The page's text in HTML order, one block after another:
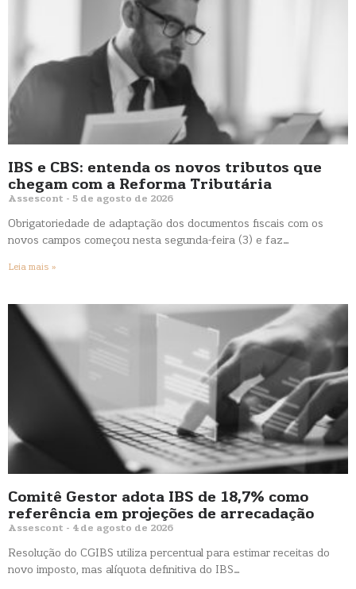
IBS e CBS: entenda os novos tributos que
chegam com a Reforma Tributária
Assescont 5 de agosto de 2026
Obrigatoriedade de adaptação dos documentos fiscais com os
novos campos começou nesta segunda-feira (3) e faz…
Leia mais »
Comitê Gestor adota IBS de 18,7% como
referência em projeções de arrecadação
Assescont 4 de agosto de 2026
Resolução do CGIBS utiliza percentual para estimar receitas do
novo imposto, mas alíquota definitiva do IBS…